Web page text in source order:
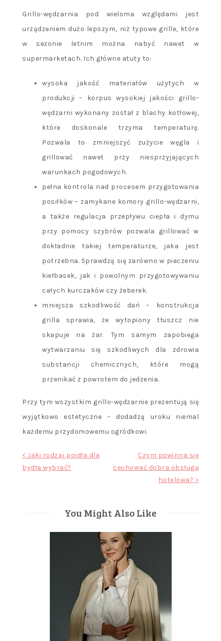
Grillo-wędzarnia pod wieloma względami jest
urządzeniem dużo lepszym, niż typowe grille, które
w sezonie letnim można nabyć nawet w
supermarketach. Ich główne atuty to:
wysoka jakość materiałów użytych w
produkcji – korpus wysokiej jakości grillo-
wędzarni wykonany został z blachy kotłowej,
które doskonale trzyma temperaturę.
Pozwala to zmniejszyć zużycie węgla i
grillować nawet przy niesprzyjających
warunkach pogodowych.
pełna kontrola nad procesem przygotowania
posiłków – zamykane komory grillo-wędzarni,
a także regulacja przepływu ciepła i dymu
przy pomocy szybrów pozwala grillować w
dokładnie takiej temperaturze, jaka jest
potrzebna. Sprawdzą się zarówno w pieczeniu
kiełbasek, jak i powolnym przygotowywaniu
całych kurczaków czy żeberek.
mniejsza szkodliwość dań – konstrukcja
grilla sprawia, że wytopiony tłuszcz nie
skapuje na żar. Tym samym zapobiega
wytwarzaniu się szkodliwych dla zdrowia
substancji chemicznych, które mogą
przenikać z powrotem do jedzenia.
Przy tym wszystkim grillo-wędzarnie prezentują się
wyjątkowo estetyczne – dodadzą uroku niemal
każdemu przydomowemu ogródkowi.
Nawigacja
wpisu
< Jaki rodzaj poidła dla
bydła wybrać?
Czym powinna się
cechować dobra obsługa
hotelowa? >
You Might Also Like